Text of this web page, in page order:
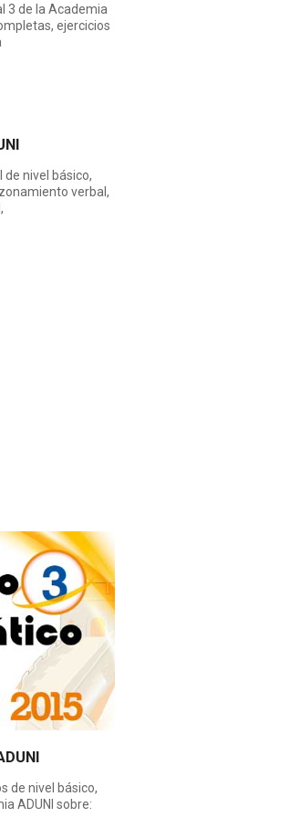
3 de la Academia
ejercicios
nivel básico,
verbal,
de nivel básico,
ADUNI sobre: